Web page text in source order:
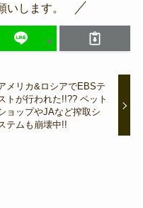
いします。
メリカ&ロシアでEBSテ
トが行われた!!?? ペット
ョップやJAなど搾取シ
テムも崩壊中!!